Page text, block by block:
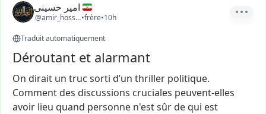
امیر حسینی
@amir_hosseini4
•frère•10h
Traduit automatiquement
Déroutant et alarmant
On dirait un truc sorti d’un thriller politique.
Comment des discussions cruciales peuvent-elles
avoir lieu quand personne n'estsûr de qui est